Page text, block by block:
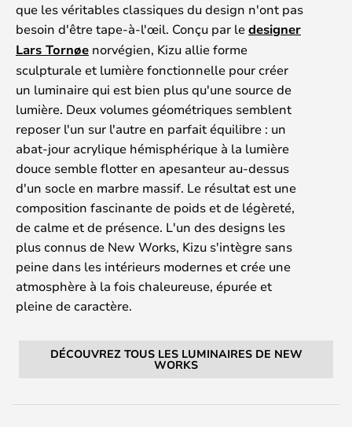
que les véritables classiques du design n'ont pas
besoin d'être tape-à-l'œil. Conçu par ledesigner
Lars Tornøe norvégien, Kizu allie forme
sculpturale et lumière fonctionnelle pour créer
un luminaire qui est bien plus qu'une source de
lumière. Deux volumes géométriques semblent
reposer l'un sur l'autre en parfait équilibre : un
abat-jour acrylique hémisphérique à la lumière
douce semble flotter en apesanteur au-dessus
d'un socle en marbre massif. Le résultat est une
composition fascinante de poids et de légèreté,
de calme et de présence. L'un des designs les
plus connus de New Works, Kizu s'intègre sans
peine dans les intérieurs modernes et crée une
atmosphère à la fois chaleureuse, épurée et
pleine de caractère.
DÉCOUVREZ TOUS LES LUMINAIRES DE NEW
WORKS